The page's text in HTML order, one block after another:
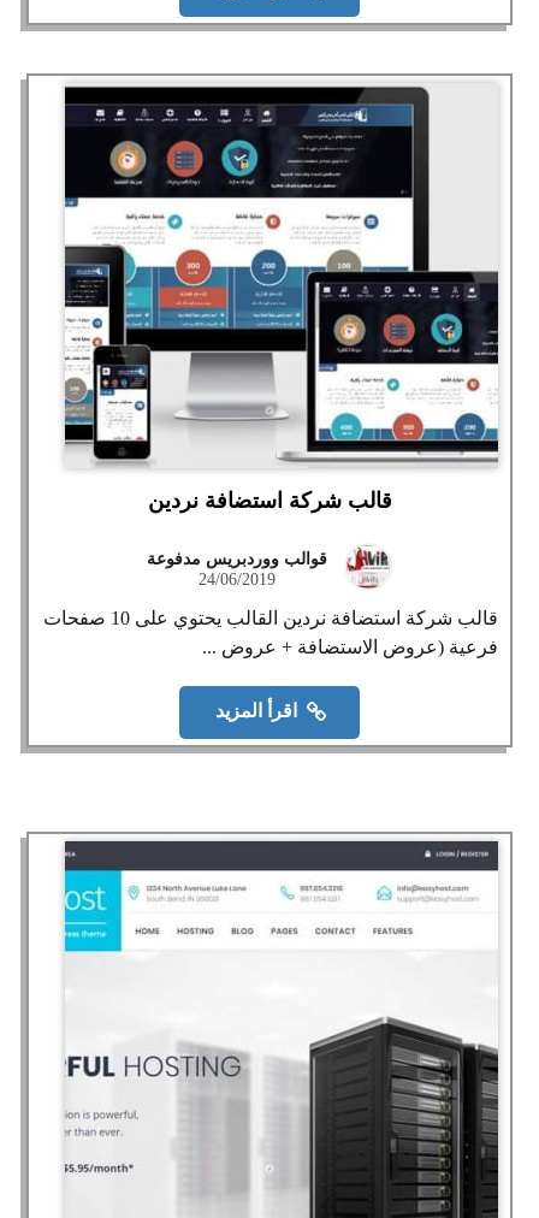
قالب شركة استضافة نردين
قوالب ووردبريس مدفوعة
24/06/2019
قالب شركة استضافة نردين القالب يحتوي على 10 صفحات
فرعية (عروض الاستضافة + عروض ...
اقرأ المزيد